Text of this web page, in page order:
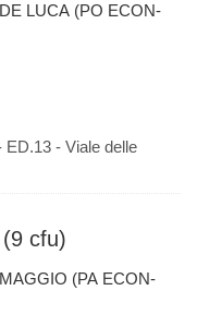
LUCA (PO ECON-
ED.13 - Viale delle
cfu)
(PA ECON-